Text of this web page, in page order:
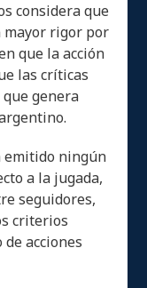
considera que
mayor rigor por
que la acción
las críticas
genera
emitido ningún
a la jugada,
seguidores,
criterios
acciones